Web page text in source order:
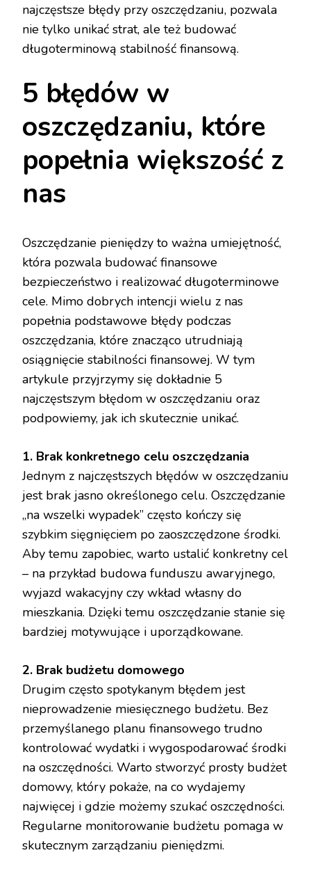
najczęstsze błędy przy oszczędzaniu, pozwala
nie tylko unikać strat, ale też budować
długoterminową stabilność finansową.
5 błędów w
oszczędzaniu, które
popełnia większość z
nas
Oszczędzanie pieniędzy to ważna umiejętność,
która pozwala budować finansowe
bezpieczeństwo i realizować długoterminowe
cele. Mimo dobrych intencji wielu z nas
popełnia podstawowe błędy podczas
oszczędzania, które znacząco utrudniają
osiągnięcie stabilności finansowej. W tym
artykule przyjrzymy się dokładnie 5
najczęstszym błędom w oszczędzaniu oraz
podpowiemy, jak ich skutecznie unikać.
1. Brak konkretnego celu oszczędzania
Jednym z najczęstszych błędów w oszczędzaniu
jest brak jasno określonego celu. Oszczędzanie
„na wszelki wypadek” często kończy się
szybkim sięgnięciem po zaoszczędzone środki.
Aby temu zapobiec, warto ustalić konkretny cel
– na przykład budowa funduszu awaryjnego,
wyjazd wakacyjny czy wkład własny do
mieszkania. Dzięki temu oszczędzanie stanie się
bardziej motywujące i uporządkowane.
2. Brak budżetu domowego
Drugim często spotykanym błędem jest
nieprowadzenie miesięcznego budżetu. Bez
przemyślanego planu finansowego trudno
kontrolować wydatki i wygospodarować środki
na oszczędności. Warto stworzyć prosty budżet
domowy, który pokaże, na co wydajemy
najwięcej i gdzie możemy szukać oszczędności.
Regularne monitorowanie budżetu pomaga w
skutecznym zarządzaniu pieniędzmi.